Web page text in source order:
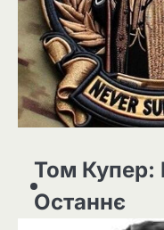
Том Купер:
Останнє